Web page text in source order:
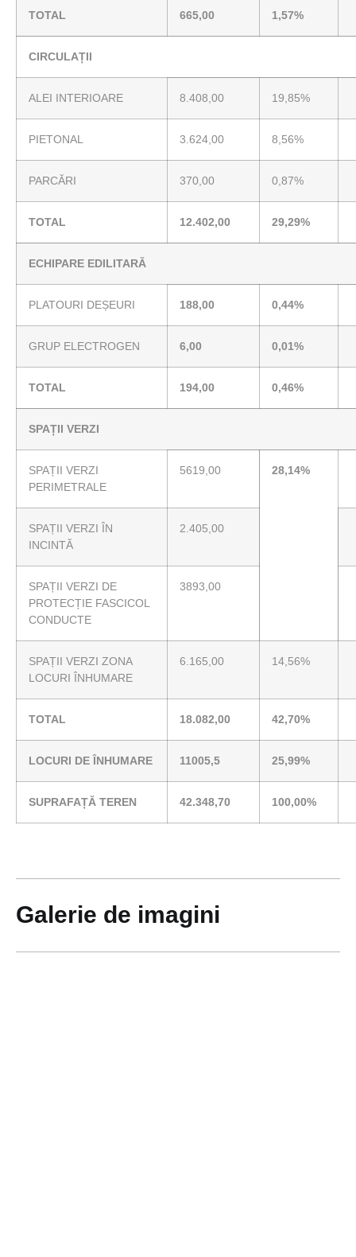
TOTAL 665,00 1,57%
CIRCULAȚII
ALEI INTERIOARE 8.408,00 19,85%
PIETONAL 3.624,00 8,56%
PARCĂRI 370,00 0,87%
TOTAL 12.402,00 29,29%
ECHIPARE EDILITARĂ
PLATOURI DEȘEURI 188,00 0,44%
GRUP ELECTROGEN 6,00 0,01%
TOTAL 194,00 0,46%
SPAȚII VERZI
SPAȚII VERZI
PERIMETRALE
5619,00 28,14%
SPAȚII VERZI ÎN
INCINTĂ
2.405,00
SPAȚII VERZI DE
PROTECȚIE FASCICOL
CONDUCTE
3893,00
SPAȚII VERZI ZONA
LOCURI ÎNHUMARE
6.165,00 14,56%
TOTAL 18.082,00 42,70%
LOCURI DE ÎNHUMARE 11005,5 25,99%
SUPRAFAȚĂ TEREN 42.348,70 100,00%
Galerie de imagini